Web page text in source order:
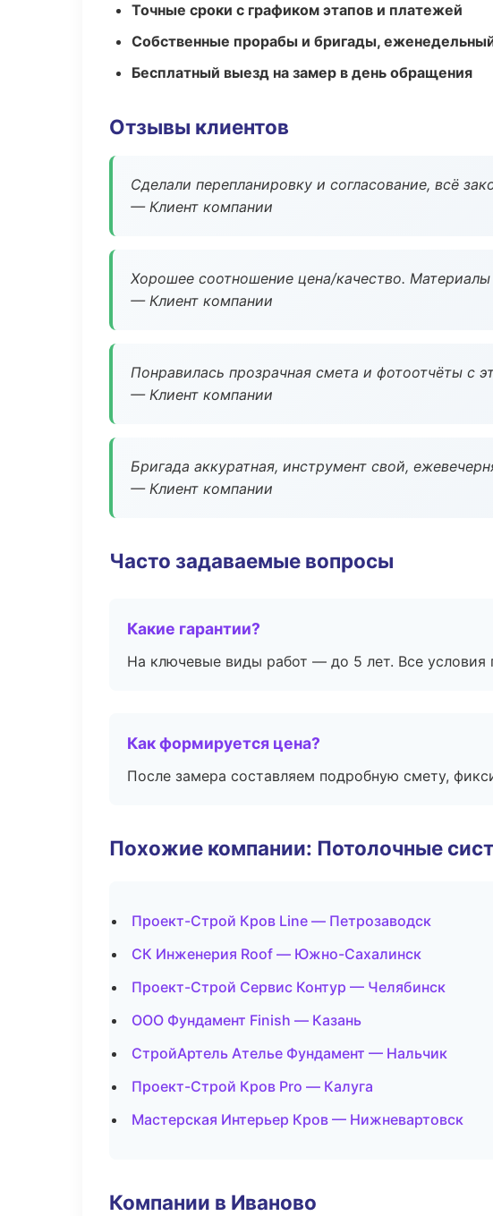
Точные сроки с графиком этапов и платежей
Собственные прорабы и бригады,
Бесплатный выезд на замер в день обращения
Отзывы клиентов
Сделали перепланировку и согласование, всё
— Клиент компании
Хорошее соотношение цена/качество.
— Клиент компании
Понравилась прозрачная смета и фотоотчёты с
— Клиент компании
Бригада аккуратная, инструмент свой,
— Клиент компании
Часто задаваемые вопросы
Какие гарантии?
На ключевые виды работ — до 5 лет. Все условия
Как формируется цена?
После замера составляем подробную смету,
Похожие компании: Потолочные
Проект-Строй Кров Line — Петрозаводск
СК Инженерия Roof — Южно-Сахалинск
Проект-Строй Сервис Контур — Челябинск
ООО Фундамент Finish — Казань
СтройАртель Ателье Фундамент — Нальчик
Проект-Строй Кров Pro — Калуга
Мастерская Интерьер Кров — Нижневартовск
Компании в Иваново